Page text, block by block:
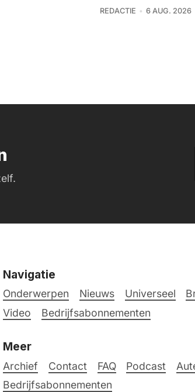
REDACTIE 6 AUG. 2026
Navigatie
Onderwerpen Nieuws Universeel
Video
Bedrijfsabonnementen
Meer
Archief Contact FAQ Podcast
Bedrijfsabonnementen